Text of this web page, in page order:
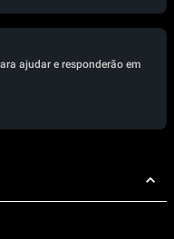
ajudar e responderão em